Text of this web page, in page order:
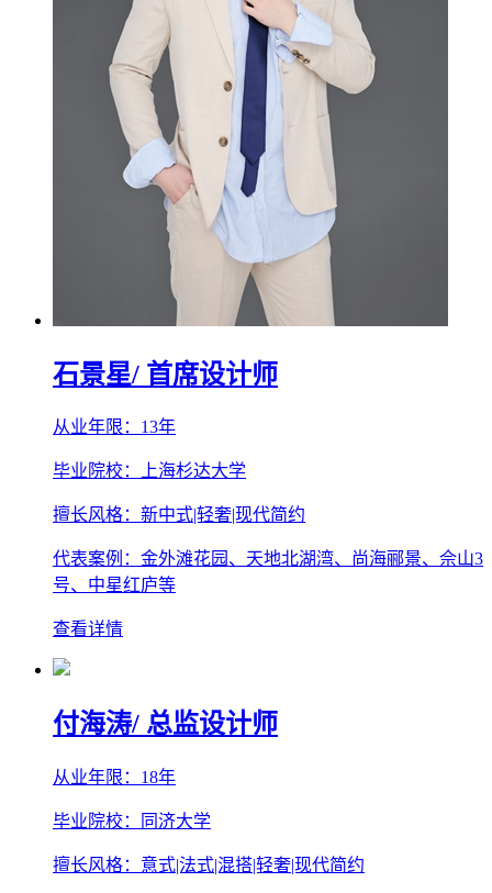
石景星/ 首席设计师
从业年限：13年
毕业院校：上海杉达大学
擅长风格：新中式|轻奢|现代简约
代表案例：金外滩花园、天地北湖湾、尚海郦景、佘山3
号、中星红庐等
查看详情
付海涛/ 总监设计师
从业年限：18年
毕业院校：同济大学
擅长风格：意式|法式|混搭|轻奢|现代简约